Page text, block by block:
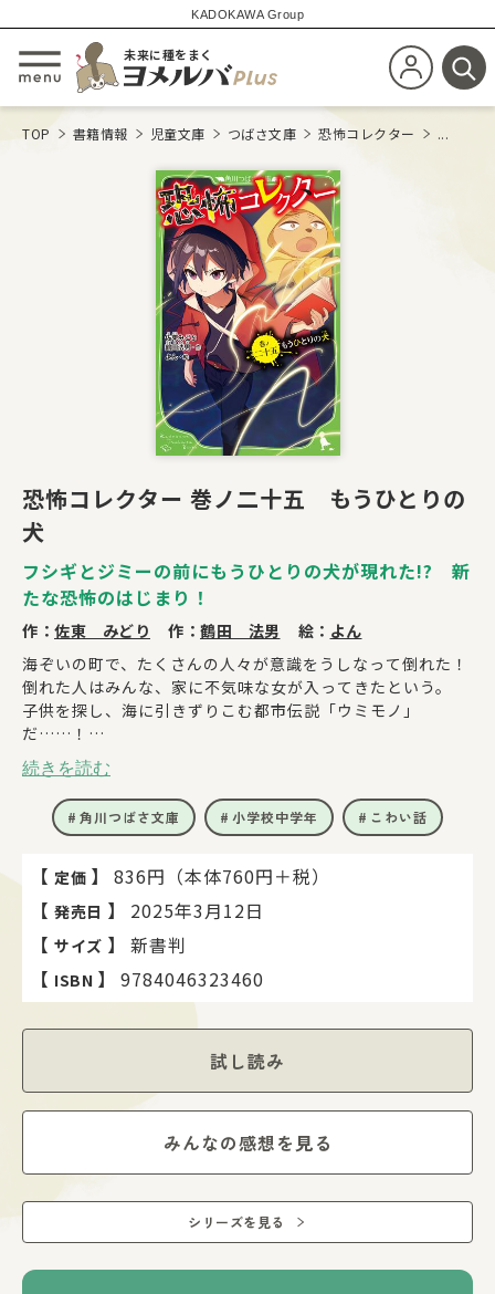
KADOKAWA Group
メニューを開閉する
未来に種をまく
新規会員登
検
TOP 書籍情報 児童文庫 つばさ文庫 恐怖コレクター ...
恐怖コレクター 巻ノ二十五 もうひとりの
犬
フシギとジミーの前にもうひとりの犬が現れた!? 新
たな恐怖のはじまり！
作： 佐東 みどり 作： 鶴田 法男 絵： よん
海ぞいの町で、たくさんの人々が意識をうしなって倒れた！
倒れた人はみんな、家に不気味な女が入ってきたという。
子供を探し、海に引きずりこむ都市伝説「ウミモノ」
だ……！
フシギたちは苦戦しながらも、なんとか手帳に呪いを回収す
る。
その時ジミーは、遠くの島から身近な気配を感じる。
た！
「もうひとりの人面犬」とマボロシ、そしてヒミツもいて――？
続きを読む
角川つばさ文庫 小学校中学年 こわい話
【 定価 】
836円（本体760円＋税）
【 発売日 】
2025年3月12日
【 サイズ 】
新書判
【 ISBN 】 9784046323460
試し読み
みんなの感想を見る
シリーズを見る